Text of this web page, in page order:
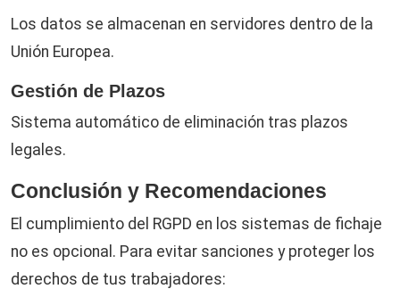
Los datos se almacenan en servidores dentro de la
Unión Europea.
Gestión de Plazos
Sistema automático de eliminación tras plazos
legales.
Conclusión y Recomendaciones
El cumplimiento del RGPD en los sistemas de fichaje
no es opcional. Para evitar sanciones y proteger los
derechos de tus trabajadores: